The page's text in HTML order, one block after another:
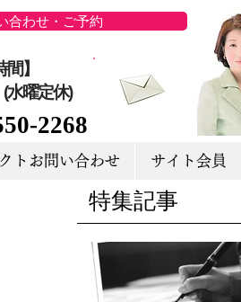
合わせ・ご予約
2268
間】
曜定休)
トお問い合わせ サイト会員
特集記事